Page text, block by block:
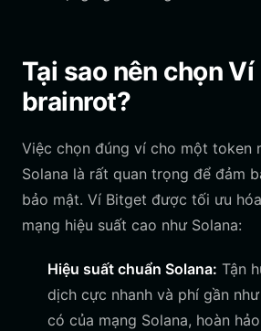
Tại sao nên chọn
brainrot?
Việc chọn đúng ví cho một token
Solana là rất quan trọng để đảm
bảo mật. Ví Bitget được tối ưu
mạng hiệu suất cao như Solana:
Hiệu suất chuẩn Solana: Tận
dịch cực nhanh và phí gần
có của mạng Solana, hoàn